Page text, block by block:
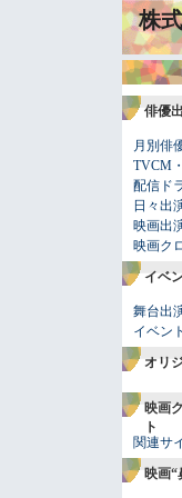
株
俳優
月別俳
TVCM
配信ド
日々出
映画出
映画ク
イベ
舞台出
イベン
オリ
映画
ト
関連サ
映画“